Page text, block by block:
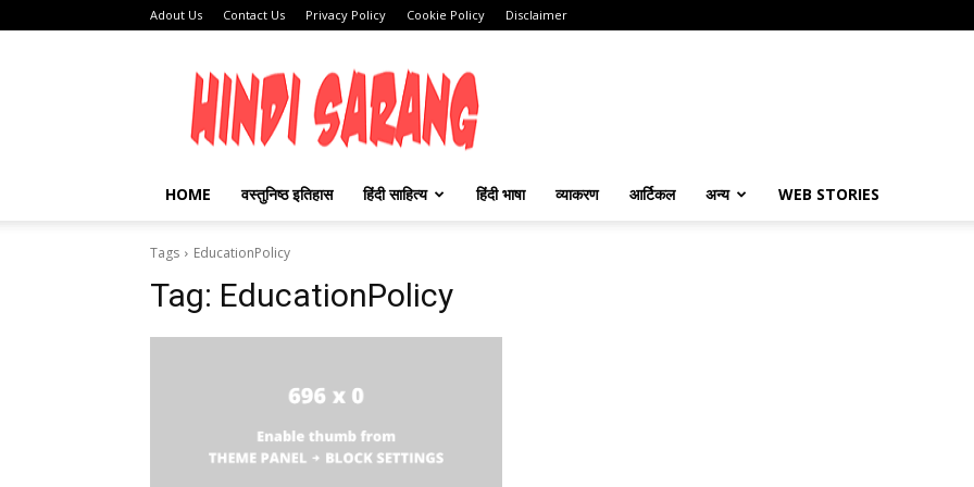
Adout Us Contact Us Privacy Policy Cookie Policy Disclaimer
HINDI
SARANG
HOME वस्तुनिष्ठ इतिहास हिंदी साहित्य हिंदी भाषा व्याकरण आर्टिकल अन्य WEB STORIES
Tags EducationPolicy
Tag: EducationPolicy